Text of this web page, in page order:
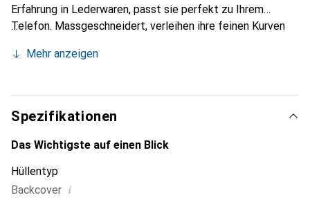
Erfahrung in Lederwaren, passt sie perfekt zu Ihrem
Telefon. Massgeschneidert, verleihen ihre feinen Kurven
integralen Accessoire für Ihr Smartphone. International
Noreve eine zuverlässige Wahl für eine anspruchsvolle
Kundschaft.
Mehr anzeigen
Spezifikationen
Das Wichtigste auf einen Blick
Hüllentyp
Backcover i